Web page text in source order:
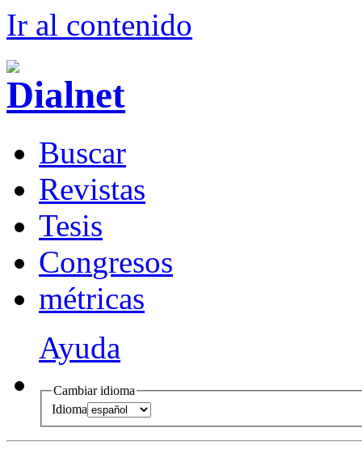
Ir al contenido
Buscar
Revistas
Tesis
Congresos
métricas
Ayuda
Cambiar idioma
Idioma